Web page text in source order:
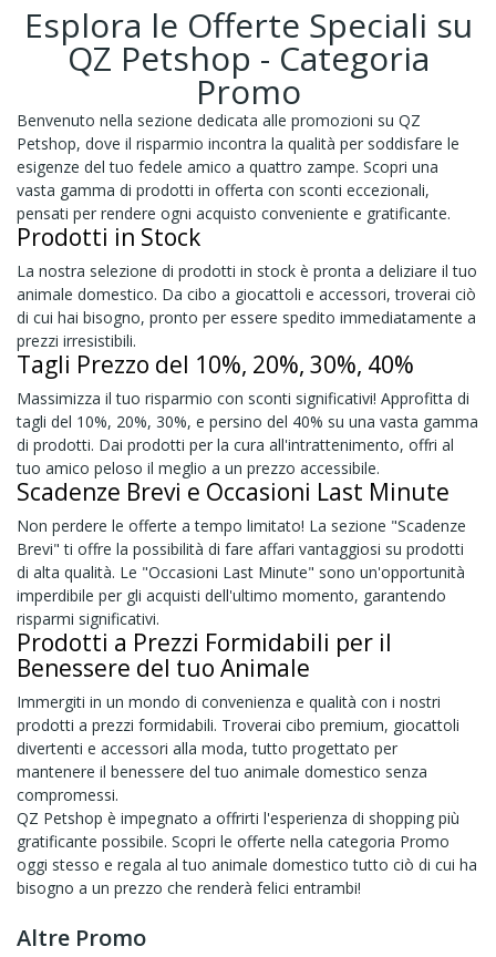
Altre Promo
Esplora le Offerte Speciali su
QZ Petshop - Categoria
Promo
Benvenuto nella sezione dedicata alle promozioni su QZ
Petshop, dove il risparmio incontra la qualità per soddisfare le
esigenze del tuo fedele amico a quattro zampe. Scopri una
vasta gamma di prodotti in offerta con sconti eccezionali,
pensati per rendere ogni acquisto conveniente e gratificante.
Prodotti in Stock
La nostra selezione di prodotti in stock è pronta a deliziare il tuo
animale domestico. Da cibo a giocattoli e accessori, troverai ciò
di cui hai bisogno, pronto per essere spedito immediatamente a
prezzi irresistibili.
Tagli Prezzo del 10%, 20%, 30%, 40%
Massimizza il tuo risparmio con sconti significativi! Approfitta di
tagli del 10%, 20%, 30%, e persino del 40% su una vasta gamma
di prodotti. Dai prodotti per la cura all'intrattenimento, offri al
tuo amico peloso il meglio a un prezzo accessibile.
Scadenze Brevi e Occasioni Last Minute
Non perdere le offerte a tempo limitato! La sezione "Scadenze
Brevi" ti offre la possibilità di fare affari vantaggiosi su prodotti
di alta qualità. Le "Occasioni Last Minute" sono un'opportunità
imperdibile per gli acquisti dell'ultimo momento, garantendo
risparmi significativi.
Prodotti a Prezzi Formidabili per il
Benessere del tuo Animale
Immergiti in un mondo di convenienza e qualità con i nostri
prodotti a prezzi formidabili. Troverai cibo premium, giocattoli
divertenti e accessori alla moda, tutto progettato per
mantenere il benessere del tuo animale domestico senza
compromessi.
QZ Petshop è impegnato a offrirti l'esperienza di shopping più
gratificante possibile. Scopri le offerte nella categoria Promo
oggi stesso e regala al tuo animale domestico tutto ciò di cui ha
bisogno a un prezzo che renderà felici entrambi!